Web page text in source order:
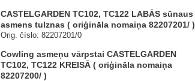
CASTELGARDEN TC102, TC122 LABĀS sūnaus
asmens tulznas ( oriģināla nomaiņa 82207201/ )
Orig. číslo: 82207201/0
Cowling asmeņu vārpstai CASTELGARDEN
TC102, TC122 KREISĀ ( oriģināla nomaiņa
82207200/ )